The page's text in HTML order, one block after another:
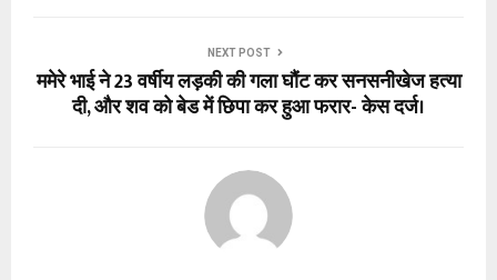
NEXT POST
ममेरे भाई ने 23 वर्षीय लड़की की गला घौंट कर सनसनीखेज हत्या
दी, और शव को बेड में छिपा कर हुआ फरार- केस दर्ज।